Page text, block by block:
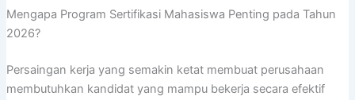
Mengapa Program Sertifikasi Mahasiswa Penting pada Tahun
2026?
Persaingan kerja yang semakin ketat membuat perusahaan
membutuhkan kandidat yang mampu bekerja secara efektif